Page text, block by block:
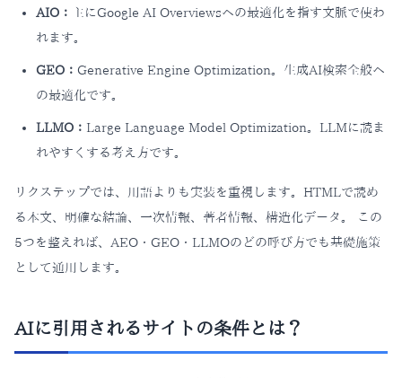
AIO：
主にGoogle AI Overviewsへの最適化を指す文脈で使わ
れます。
GEO： Generative Engine Optimization。生成AI検索全般へ
の最適化です。
LLMO： Large Language Model Optimization。LLMに読ま
れやすくする考え方です。
リクステップでは、用語よりも実装を重視します。HTMLで読め
る本文、明確な結論、一次情報、著者情報、構造化データ。 この
5つを整えれば、AEO・GEO・LLMOのどの呼び方でも基礎施策
として通用します。
AIに引用されるサイトの条件とは？